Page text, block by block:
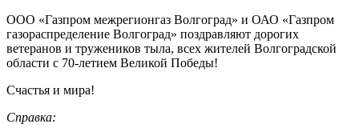
ООО «Газпром межрегионгаз Волгоград» и ОАО «Газпром
газораспределение Волгоград» поздравляют дорогих
ветеранов и тружеников тыла, всех жителей Волгоградской
области с 70-летием Великой Победы!
Счастья и мира!
Справка: